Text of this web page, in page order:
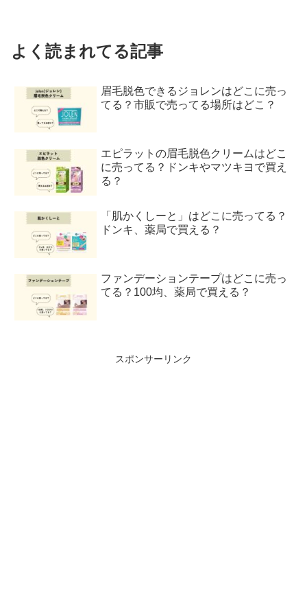
よく読まれてる記事
眉毛脱色できるジョレンはどこに売っ
てる？市販で売ってる場所はどこ？
エピラットの眉毛脱色クリームはどこ
に売ってる？ドンキやマツキヨで買え
る？
「肌かくしーと」はどこに売ってる？
ドンキ、薬局で買える？
ファンデーションテープはどこに売っ
てる？100均、薬局で買える？
スポンサーリンク